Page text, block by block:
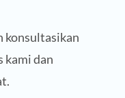
konsultasikan
kami dan